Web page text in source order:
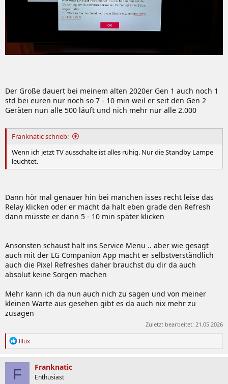
Der Große dauert bei meinem alten 2020er Gen 1 auch noch 1
std bei euren nur noch so 7 - 10 min weil er seit den Gen 2
Geräten nun alle 500 läuft und nich mehr nur alle 2.000
Franknatic schrieb:
Wenn ich jetzt TV ausschalte ist alles ruhig. Nur die Standby Lampe
leuchtet.
Dann hör mal genauer hin bei manchen isses recht leise das
Relay klicken oder er macht da halt eben grade den Refresh
dann müsste er dann 5 - 10 min später klicken
Ansonsten schaust halt ins Service Menu .. aber wie gesagt
auch mit der LG Companion App macht er selbstverständlich
auch die Pixel Refreshes daher brauchst du dir da auch
absolut keine Sorgen machen
Mehr kann ich da nun auch nich zu sagen und von meiner
kleinen Warte aus gesehen gibt es da auch nix mehr zu
zusagen
Zuletzt bearbeitet: 21.05.2026
R
k
t
lilux
F Franknatic
Enthusiast